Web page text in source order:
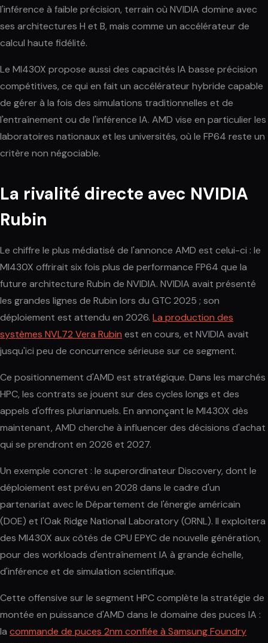
l'inférence à faible précision, terrain où NVIDIA domine avec
ses architectures H et B, mais comme un accélérateur de
calcul haute fidélité.
Le MI430X propose aussi des capacités IA basse précision
compétitives, ce qui en fait un accélérateur hybride capable
de gérer à la fois des simulations traditionnelles et de
l'entraînement ou de l'inférence IA. AMD vise en particulier les
laboratoires nationaux et les universités, où le FP64 reste un
critère non négociable.
La rivalité directe avec NVIDIA
Rubin
Le chiffre le plus médiatisé de l'annonce AMD est celui-ci : le
MI430X offrirait six fois plus de performance FP64 que la
future architecture Rubin de NVIDIA. NVIDIA avait présenté
les grandes lignes de Rubin lors du GTC 2025 ; son
déploiement est attendu en 2026. La production des
systèmes NVL72 Vera Rubin est en cours, et NVIDIA avait
jusqu'ici peu de concurrence sérieuse sur ce segment.
Ce positionnement d'AMD est stratégique. Dans les marchés
HPC, les contrats se jouent sur des cycles longs et des
appels d'offres pluriannuels. En annonçant le MI430X dès
maintenant, AMD cherche à influencer des décisions d'achat
qui se prendront en 2026 et 2027.
Un exemple concret : le superordinateur Discovery, dont le
déploiement est prévu en 2028 dans le cadre d'un
partenariat avec le Département de l'énergie américain
(DOE) et l'Oak Ridge National Laboratory (ORNL). Il exploitera
des MI430X aux côtés de CPU EPYC de nouvelle génération,
pour des workloads d'entraînement IA à grande échelle,
d'inférence et de simulation scientifique.
Cette offensive sur le segment HPC complète la stratégie de
montée en puissance d'AMD dans le domaine des puces IA :
la commande de puces 2nm confiée à Samsung Foundry